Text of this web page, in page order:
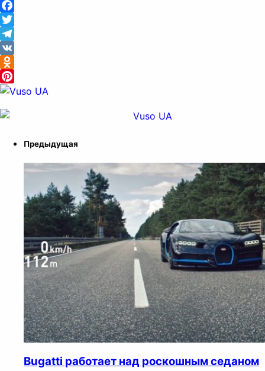
Facebook
Twitter
Telegram
VK
Odnoklassniki
Pinterest
Предыдущая
Bugatti работает над роскошным седаном